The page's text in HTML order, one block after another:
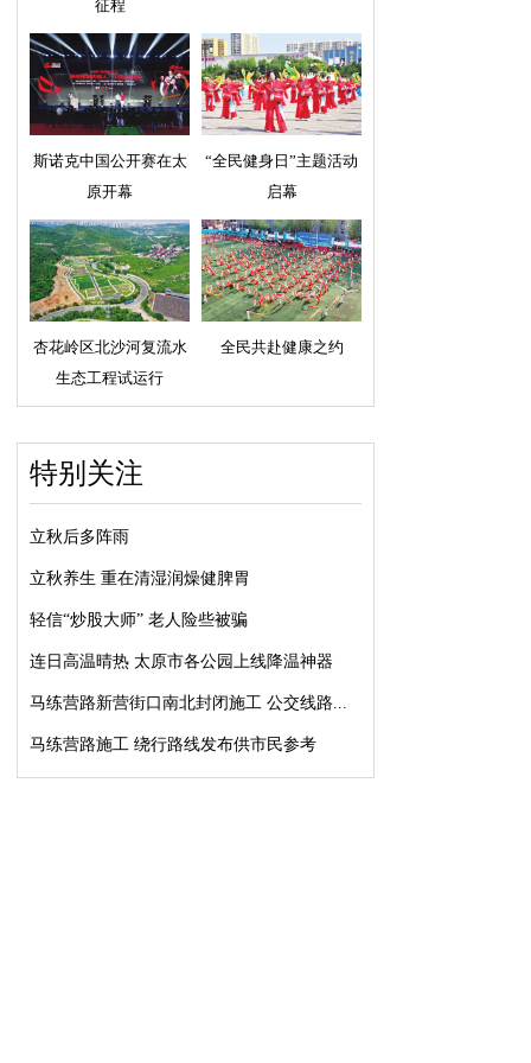
征程
斯诺克中国公开赛在太
原开幕
“全民健身日”主题活动
启幕
杏花岭区北沙河复流水
生态工程试运行
全民共赴健康之约
特别关注
立秋后多阵雨
立秋养生 重在清湿润燥健脾胃
轻信“炒股大师” 老人险些被骗
连日高温晴热 太原市各公园上线降温神器
马练营路新营街口南北封闭施工 公交线路...
马练营路施工 绕行路线发布供市民参考